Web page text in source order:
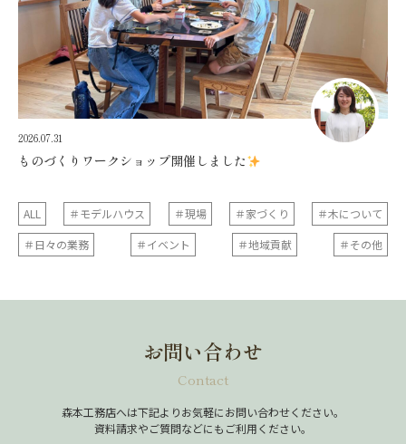
2026.07.31
ものづくりワークショップ開催しました
ALL ＃モデルハウス ＃現場 ＃家づくり
＃木について
＃日々の業務
＃イベント ＃地域貢献 ＃その他
お問い合わせ
Contact
森本工務店へは下記よりお気軽にお問い合わせください。
資料請求やご質問などにもご利用ください。